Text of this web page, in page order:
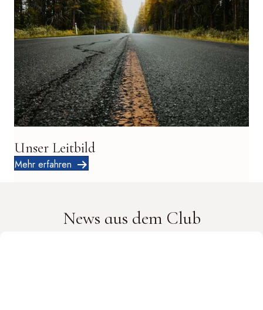
Unser Leitbild
Mehr erfahren
News aus dem Club